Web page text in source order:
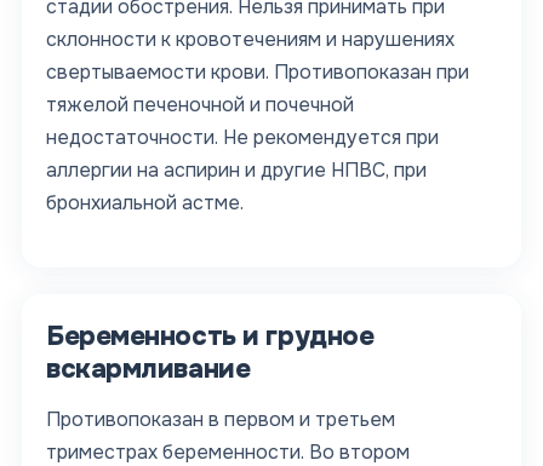
стадии обострения. Нельзя принимать при
склонности к кровотечениям и нарушениях
свертываемости крови. Противопоказан при
тяжелой печеночной и почечной
недостаточности. Не рекомендуется при
аллергии на аспирин и другие НПВС, при
бронхиальной астме.
Беременность и грудное
вскармливание
Противопоказан в первом и третьем
триместрах беременности. Во втором